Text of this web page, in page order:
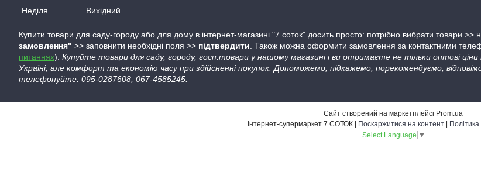
Неділя
Вихідний
Купити товари для саду-городу або для дому в інтернет-магазині "7 соток" досить просто: потрібно вибрати товари >>
замовлення" >> заповнити необхідні поля >> підтвердити. Також можна оформити замовлення за контактними
питаннях). Купуйте товари для саду, городу, госп.товари у нашому магазині і ви отримаєте не тільки оптові
Україні, але комфорт та економію часу при здійсненні покупок. Допоможемо, підкажемо, порекомендуємо,
телефонуйте: 095-0287608, 067-4585245.
Сайт створений на маркетплейсі Prom.ua
Поскаржитися на контент
Select Language ▼